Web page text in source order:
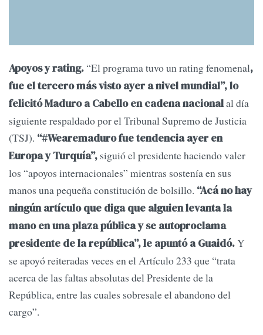
Apoyos y rating.“El programa tuvo un rating fenomenal,
fue el tercero más visto ayer a nivel mundial”, lo
felicitó Maduro a Cabello en cadena nacionalal día
siguiente respaldado por el Tribunal Supremo de Justicia
(TSJ). “#Wearemaduro fue tendencia ayer en
Europa y Turquía”, siguió el presidente haciendo valer
los “apoyos internacionales” mientras sostenía en sus
manos una pequeña constitución de bolsillo. “Acá no hay
ningún artículo que diga que alguien levanta la
mano en una plaza pública y se autoproclama
presidente de la república”, le apuntó a Guaidó.Y
se apoyó reiteradas veces en el Artículo 233 que “trata
acerca de las faltas absolutas del Presidente de la
República, entre las cuales sobresale el abandono del
cargo”.